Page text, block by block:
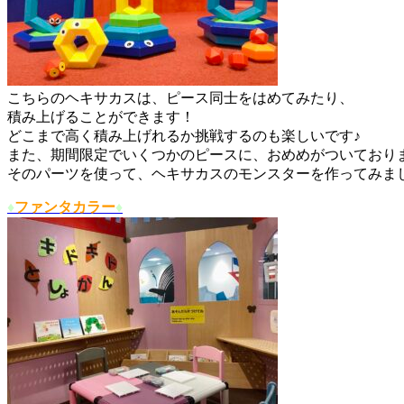
こちらのヘキサカスは、ピース同士をはめてみたり、
積み上げることができます！
どこまで高く積み上げれるか挑戦するのも楽しいです♪
また、期間限定でいくつかのピースに、おめめがついており
そのパーツを使って、ヘキサカスのモンスターを作ってみま
♦︎ファンタカラー♦︎